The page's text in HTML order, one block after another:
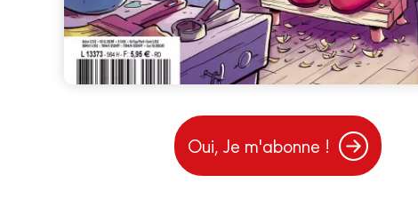
Oui, Je m'abonne !